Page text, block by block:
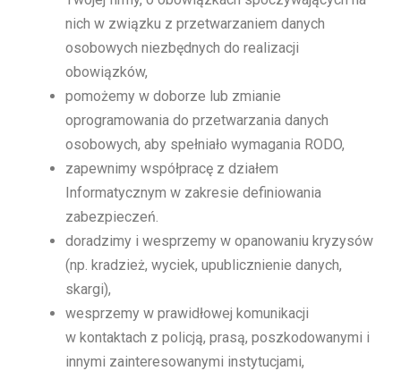
nich w związku z przetwarzaniem danych
osobowych niezbędnych do realizacji
obowiązków,
pomożemy w doborze lub zmianie
oprogramowania do przetwarzania danych
osobowych, aby spełniało wymagania RODO,
zapewnimy współpracę z działem
Informatycznym w zakresie definiowania
zabezpieczeń.
doradzimy i wesprzemy w opanowaniu kryzysów
(np. kradzież, wyciek, upublicznienie danych,
skargi),
wesprzemy w prawidłowej komunikacji
w kontaktach z policją, prasą, poszkodowanymi i
innymi zainteresowanymi instytucjami,